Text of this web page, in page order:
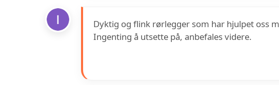
Dyktig og flink rørlegger som har hjulpet oss
Ingenting å utsette på, anbefales videre.